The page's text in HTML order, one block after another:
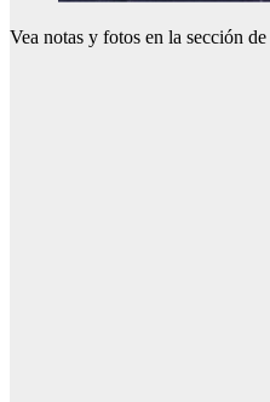
Vea notas y fotos en la sección de